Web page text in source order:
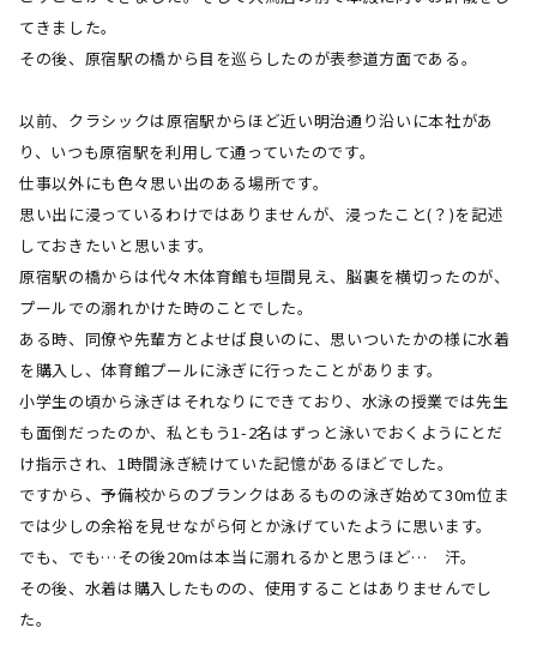
てきました。
その後、原宿駅の橋から目を巡らしたのが表参道方面である。
以前、クラシックは原宿駅からほど近い明治通り沿いに本社があ
り、いつも原宿駅を利用して通っていたのです。
仕事以外にも色々思い出のある場所です。
思い出に浸っているわけではありませんが、浸ったこと( ？ )を記述
しておきたいと思います。
原宿駅の橋からは代々木体育館も垣間見え、脳裏を横切ったのが、
プールでの溺れかけた時のことでした。
ある時、同僚や先輩方とよせば良いのに、思いついたかの様に水着
を購入し、体育館プールに泳ぎに行ったことがあります。
小学生の頃から泳ぎはそれなりにできており、水泳の授業では先生
も面倒だったのか、私ともう 1-2名はずっと泳いでおくようにとだ
け指示され、 1 時間泳ぎ続けていた記憶があるほどでした。
ですから、予備校からのブランクはあるものの泳ぎ始めて30m位ま
では少しの余裕を見せながら何とか泳げていたように思います。
でも、でも…その後20mは本当に溺れるかと思うほど… 汗。
その後、水着は購入したものの、使用することはありませんでし
た。